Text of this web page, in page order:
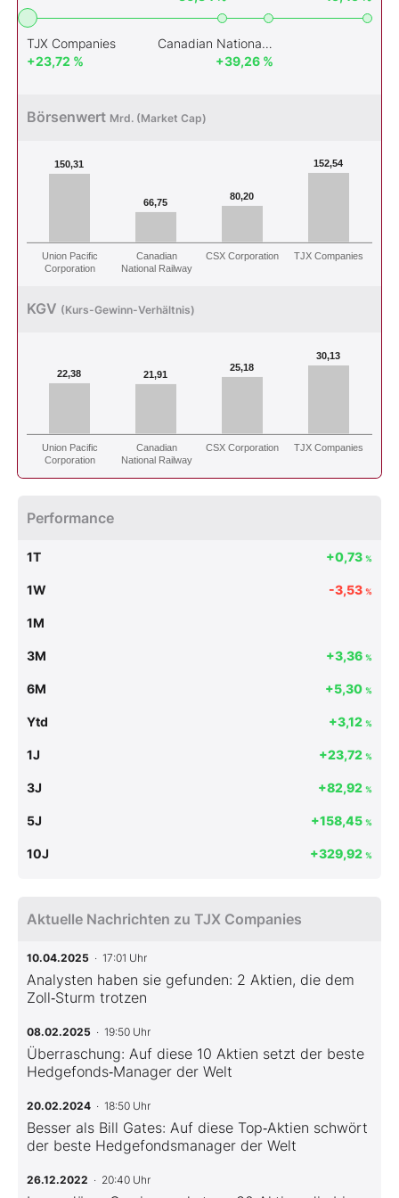
TJX Companies
+23,72 %
Canadian National Railway
+39,26 %
Börsenwert Mrd. (Market Cap)
150,31
66,75
80,20
152,54
Union Pacific
Corporation
Canadian
National Railway
CSX Corporation TJX Companies
KGV (Kurs-Gewinn-Verhältnis)
22,38 21,91
25,18
30,13
Union Pacific
Corporation
Canadian
National Railway
CSX Corporation TJX Companies
Performance
1T +0,73 %
1W -3,53 %
1M
3M +3,36 %
6M +5,30 %
Ytd +3,12 %
1J +23,72 %
3J +82,92 %
5J +158,45 %
10J +329,92 %
Aktuelle Nachrichten zu TJX Companies
10.04.2025 · 17:01 Uhr
Analysten haben sie gefunden: 2 Aktien, die dem
Zoll‑Sturm trotzen
08.02.2025 · 19:50 Uhr
Überraschung: Auf diese 10 Aktien setzt der beste
Hedgefonds‑Manager der Welt
20.02.2024 · 18:50 Uhr
Besser als Bill Gates: Auf diese Top‑Aktien schwört
der beste Hedgefondsmanager der Welt
26.12.2022 · 20:40 Uhr